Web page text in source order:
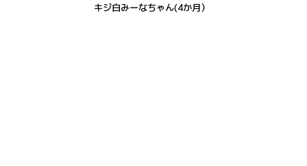
キジ白みーなちゃん(4か月）